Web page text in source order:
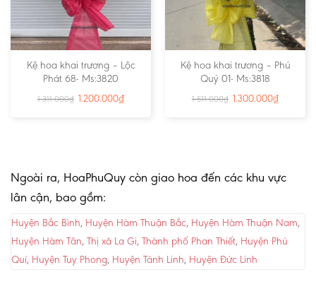
Kệ hoa khai trương – Lộc
Phát 68- Ms:3820
1.311.000₫ 1.200.000₫
Kệ hoa khai trương – Phú
Quý 01- Ms:3818
1.511.000₫ 1.300.000₫
Ngoài ra, HoaPhuQuy còn giao hoa đến các khu vực
lân cận, bao gồm:
Huyện Bắc Bình, Huyện Hàm Thuận Bắc, Huyện Hàm Thuận Nam,
Huyện Hàm Tân, Thị xã La Gi, Thành phố Phan Thiết, Huyện Phú
Quí, Huyện Tuy Phong, Huyện Tánh Linh, Huyện Đức Linh